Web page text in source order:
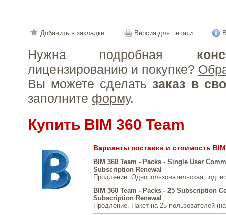
Добавить в закладки Версия для печати
Нужна подробная
лицензированию и покупке?
Вы можете сделать заказ в
заполните форму.
Купить BIM 360 Team
Варианты поставки и стоимость
BIM 360 Team - Packs - Single User
Subscription Renewal
Продление. Однопользовательская
BIM 360 Team - Packs - 25 Subscription
Subscription Renewal
Продление. Пакет на 25 пользователей